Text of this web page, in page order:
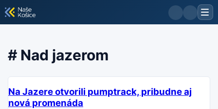
# Nad jazerom
Na Jazere otvorili pumptrack, pribudne aj
nová promenáda